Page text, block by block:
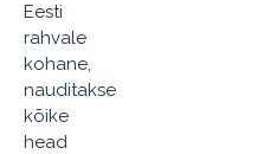
Eesti
rahvale
kohane,
nauditakse
kõike
head